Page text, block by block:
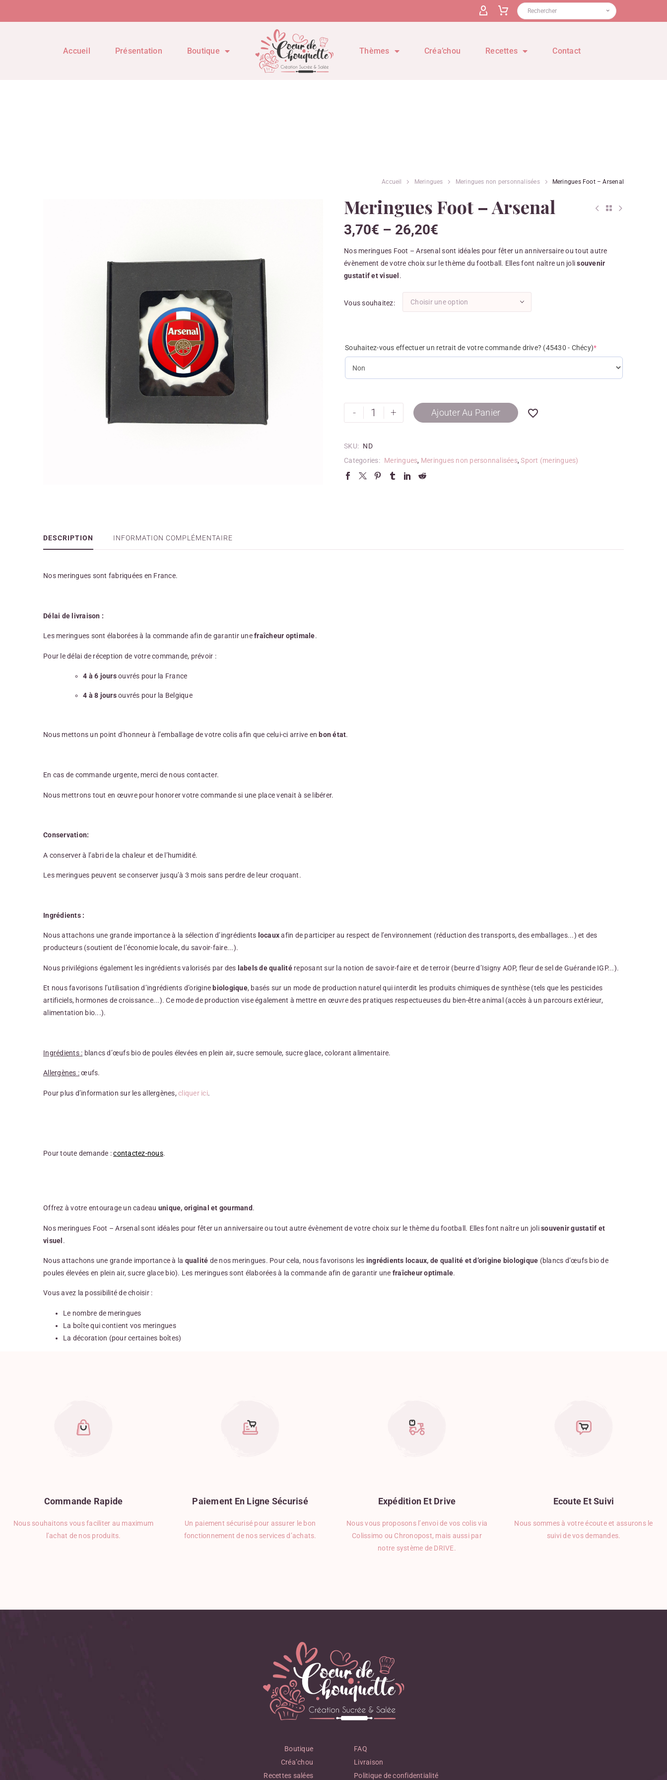
Accueil Présentation Boutique Thèmes Créa’chou Recettes Contact
Accueil Meringues Meringues non personnalisées Meringues Foot – Arsenal
Meringues Foot – Arsenal
3,70€ – 26,20€
Nos meringues Foot – Arsenal sont idéales pour fêter un anniversaire ou tout autre
évènement de votre choix sur le thème du football. Elles font naître un jolisouvenir
gustatif et visuel .
Vous souhaitez Choisir une option
Souhaitez-vous effectuer un retrait de votre commande drive? (45430 - Chécy)*
- + Ajouter Au Panier
SKU: ND
Categories: Meringues, Meringues non personnalisées,Sport (meringues)
DESCRIPTION INFORMATION COMPLÉMENTAIRE
Nos meringues sont fabriquées en France.
Délai de livraison :
Les meringues sont élaborées à la commande afin de garantir unefraîcheur optimale.
Pour le délai de réception de votre commande, prévoir :
4 à 6 joursouvrés pour la France
4 à 8 joursouvrés pour la Belgique
Nous mettons un point d’honneur à l’emballage de votre colis afin que celui-ci arrive en bon état.
En cas de commande urgente, merci de nous contacter.
Nous mettrons tout en œuvre pour honorer votre commande si une place venait à se libérer.
Conservation:
A conserver à l’abri de la chaleur et de l’humidité.
Les meringues peuvent se conserver jusqu’à 3 mois sans perdre de leur croquant.
Ingrédients :
Nous attachons une grande importance à la sélection d’ingrédients locauxafin de participer au respect de l’environnement (réduction des transports, des emballages...) et des
producteurs (soutient de l’économie locale, du savoir-faire...).
Nous privilégions également les ingrédients valorisés par des labels de qualitéreposant sur la notion de savoir-faire et de terroir (beurre d’Isigny AOP, fleur de sel de Guérande IGP...).
Et nous favorisons l’utilisation d’ingrédients d’origine biologique, basés sur un mode de production naturel qui interdit les produits chimiques de synthèse (tels que les pesticides
artificiels, hormones de croissance...). Ce mode de production vise également à mettre en œuvre des pratiques respectueuses du bien-être animal (accès à un parcours extérieur,
alimentation bio...).
Ingrédients : blancs d’œufs bio de poules élevées en plein air, sucre semoule, sucre glace, colorant alimentaire.
Allergènes :œufs.
Pour plus d’information sur les allergènes, cliquer ici.
Pour toute demande :contactez-nous.
Offrez à votre entourage un cadeau unique, original et gourmand.
Nos meringues Foot – Arsenal sont idéales pour fêter un anniversaire ou tout autre évènement de votre choix sur le thème du football. Elles font naître un jolisouvenir gustatif et
visuel .
Nous attachons une grande importance à la qualité de nos meringues. Pour cela, nous favorisons les ingrédients locaux, de qualité etd’origine biologique (blancs d’œufs bio de
poules élevées en plein air, sucre glace bio). Les meringues sont élaborées à la commande afin de garantir une fraîcheur optimale.
Vous avez la possibilité de choisir :
Le nombre de meringues
La boîte qui contient vos meringues
La décoration (pour certaines boîtes)
Commande Rapide
Nous souhaitons vous faciliter au maximum
l’achat de nos produits.
Paiement En Ligne Sécurisé
Un paiement sécurisé pour assurer le bon
fonctionnement de nos services d’achats.
Expédition Et Drive
Nous vous proposons l’envoi de vos colis via
Colissimo ou Chronopost, mais aussi par
notre système de DRIVE.
Ecoute Et Suivi
Nous sommes à votre écoute et assurons le
suivi de vos demandes.
Boutique
Créa’chou
Recettes salées
FAQ
Livraison
Politique de confidentialité